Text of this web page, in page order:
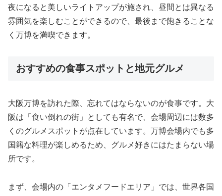
夜になると美しいライトアップが施され、昼間とは異なる
雰囲気を楽しむことができるので、最後まで飽きることな
く万博を満喫できます。
おすすめの食事スポットと地元グルメ
大阪万博を訪れた際、忘れてはならないのが食事です。大
阪は「食い倒れの街」としても有名で、会場周辺には数多
くのグルメスポットが点在しています。万博会場内でも多
国籍な料理が楽しめるため、グルメ好きにはたまらない場
所です。
まず、会場内の「エンタメフードエリア」では、世界各国